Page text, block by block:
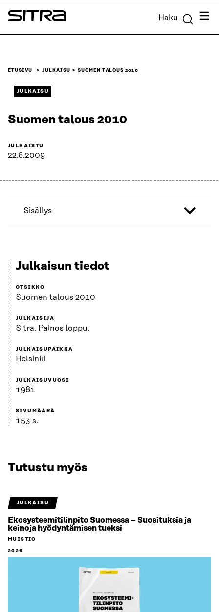
Siirry
suoraan
Sitra Haku
ETUSIVU JULKAISU SUOMEN TALOUS 2010
JULKAISU
Suomen talous 2010
JULKAISTU
22.6.2009
Sisällys
Julkaisun tiedot
OTSIKKO
Suomen talous 2010
JULKAISIJA
Sitra. Painos loppu.
JULKAISUPAIKKA
Helsinki
JULKAISUVUOSI
1981
SIVUMÄÄRÄ
153 s.
Tutustu myös
JULKAISU
Ekosysteemitilinpito Suomessa – Suosituksia ja
keinoja hyödyntämisen tueksi
MUISTIO
2026